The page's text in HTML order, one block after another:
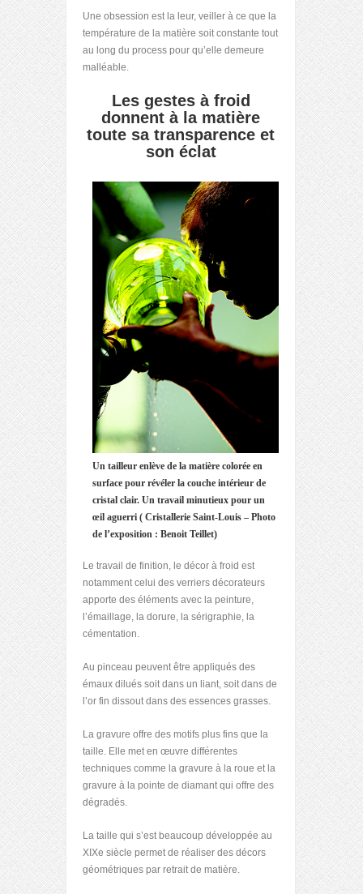
Une obsession est la leur, veiller à ce que la
température de la matière soit constante tout
au long du process pour qu’elle demeure
malléable.
Les gestes à froid
donnent à la matière
toute sa transparence et
son éclat
Un tailleur enlève de la matière colorée en
surface pour révéler la couche intérieur de
cristal clair. Un travail minutieux pour un
œil aguerri ( Cristallerie Saint-Louis – Photo
de l’exposition : Benoit Teillet)
Le travail de finition, le décor à froid est
notamment celui des verriers décorateurs
apporte des éléments avec la peinture,
l’émaillage, la dorure, la sérigraphie, la
cémentation.
Au pinceau peuvent être appliqués des
émaux dilués soit dans un liant, soit dans de
l’or fin dissout dans des essences grasses.
La gravure offre des motifs plus fins que la
taille. Elle met en œuvre différentes
techniques comme la gravure à la roue et la
gravure à la pointe de diamant qui offre des
dégradés.
La taille qui s’est beaucoup développée au
XIXe siècle permet de réaliser des décors
géométriques par retrait de matière.